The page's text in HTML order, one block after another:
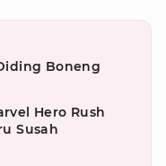
Boneng
Hero Rush
Susah